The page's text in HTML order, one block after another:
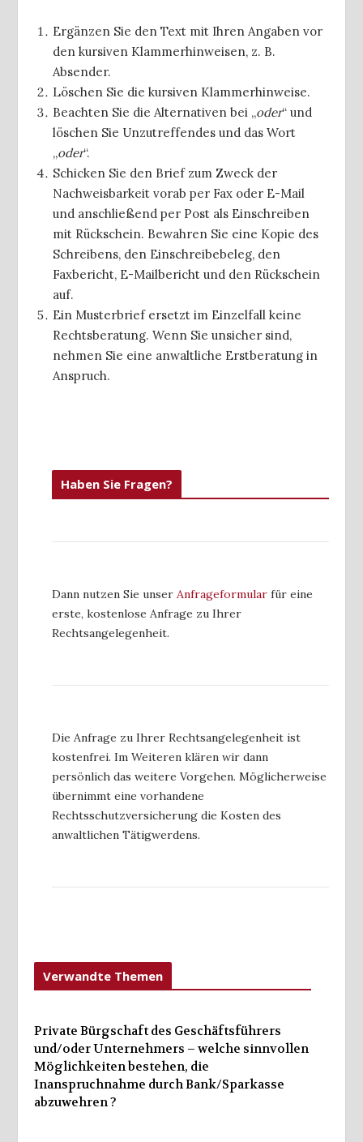
Ergänzen Sie den Text mit Ihren Angaben vor
den kursiven Klammerhinweisen, z. B.
Absender.
Löschen Sie die kursiven Klammerhinweise.
Beachten Sie die Alternativen bei „oder“ und
löschen Sie Unzutreffendes und das Wort
„oder“.
Schicken Sie den Brief zum Zweck der
Nachweisbarkeit vorab per Fax oder E-Mail
und anschließend per Post als Einschreiben
mit Rückschein. Bewahren Sie eine Kopie des
Schreibens, den Einschreibebeleg, den
Faxbericht, E-Mailbericht und den Rückschein
auf.
Ein Musterbrief ersetzt im Einzelfall keine
Rechtsberatung. Wenn Sie unsicher sind,
nehmen Sie eine anwaltliche Erstberatung in
Anspruch.
Haben Sie Fragen?
Dann nutzen Sie unser Anfrageformular für eine
erste, kostenlose Anfrage zu Ihrer
Rechtsangelegenheit.
Die Anfrage zu Ihrer Rechtsangelegenheit ist
kostenfrei. Im Weiteren klären wir dann
persönlich das weitere Vorgehen. Möglicherweise
übernimmt eine vorhandene
Rechtsschutzversicherung die Kosten des
anwaltlichen Tätigwerdens.
Verwandte Themen
Private Bürgschaft des Geschäftsführers
und/oder Unternehmers – welche sinnvollen
Möglichkeiten bestehen, die
Inanspruchnahme durch Bank/Sparkasse
abzuwehren ?